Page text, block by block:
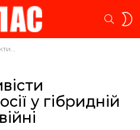
війні
у гібридній